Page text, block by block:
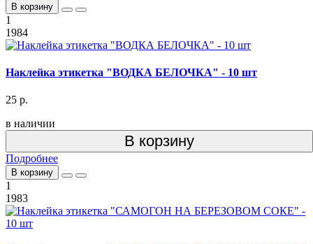
В корзину
1
1984
Наклейка этикетка "ВОДКА БЕЛОЧКА" - 10 шт
25 р.
в наличии
В корзину
Подробнее
В корзину
1
1983